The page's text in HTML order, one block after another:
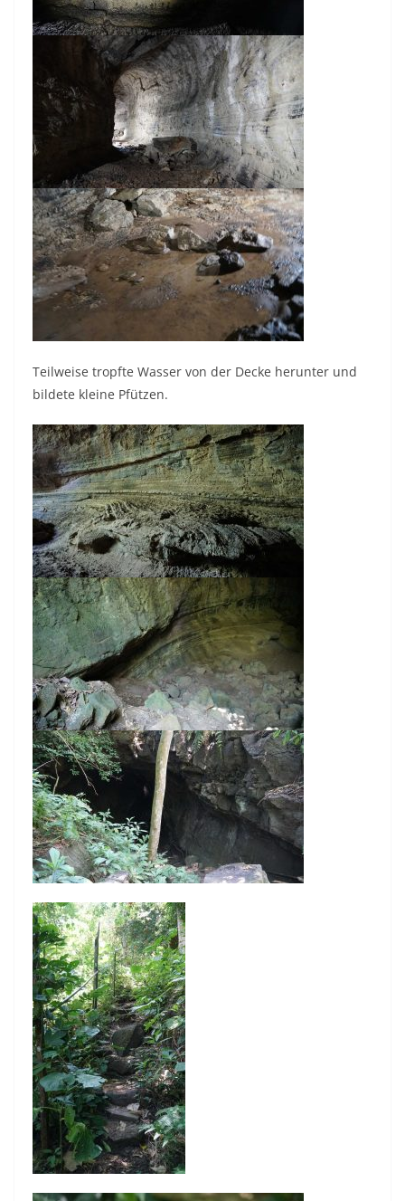
Teilweise tropfte Wasser von der Decke herunter und
bildete kleine Pfützen.